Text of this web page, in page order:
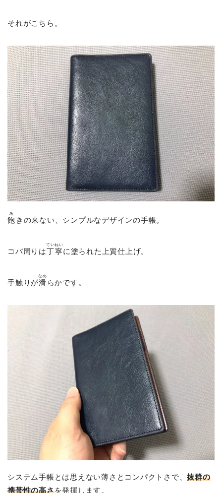
それがこちら。
飽
あ
きの来ない、シンプルなデザインの手帳。
コバ周りは丁寧
ていねい
に塗られた上質仕上げ。
手触りが滑
なめ
らかです。
システム手帳とは思えない薄さとコンパクトさで、抜群の
携帯性の高さを発揮します。